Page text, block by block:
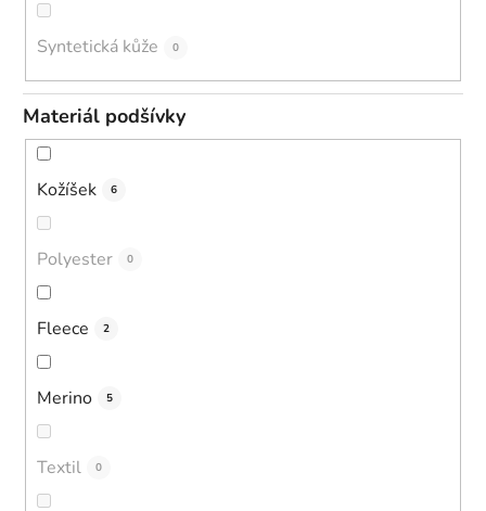
Syntetická kůže 0
Materiál podšívky
Kožíšek 6
Polyester 0
Fleece 2
Merino 5
Textil 0